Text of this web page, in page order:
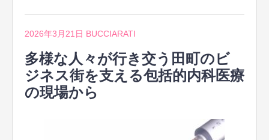
2026年3月21日 BUCCIARATI
多様な人々が行き交う田町のビ
ジネス街を支える包括的内科医療
の現場から